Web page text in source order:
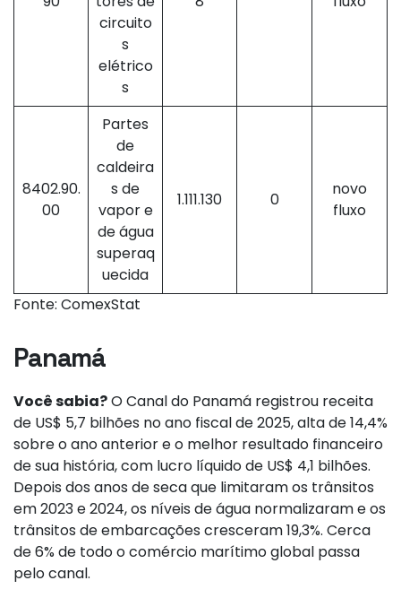
circuito
s
elétrico
s
8402.90.
00
Partes
de
caldeira
s de
vapor e
de água
superaq
uecida
1.111.130 0
novo
fluxo
Fonte: ComexStat
Panamá
Você sabia?O Canal do Panamá registrou receita
de US$ 5,7 bilhões no ano fiscal de 2025, alta de 14,4%
sobre o ano anterior e o melhor resultado financeiro
de sua história, com lucro líquido de US$ 4,1 bilhões.
Depois dos anos de seca que limitaram os trânsitos
em 2023 e 2024, os níveis de água normalizaram e os
trânsitos de embarcações cresceram 19,3%. Cerca
de 6% de todo o comércio marítimo global passa
pelo canal.